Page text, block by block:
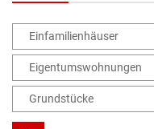
Einfamilienhäuser
Eigentumswohnungen
Grundstücke